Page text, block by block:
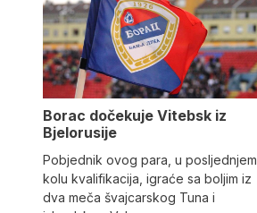
Borac dočekuje Vitebsk iz
Bjelorusije
Pobjednik ovog para, u posljednjem
kolu kvalifikacija, igraće sa boljim iz
dva meča švajcarskog Tuna i